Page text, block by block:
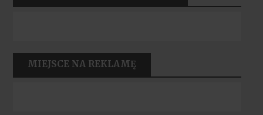
MIEJSCE NA REKLAMĘ